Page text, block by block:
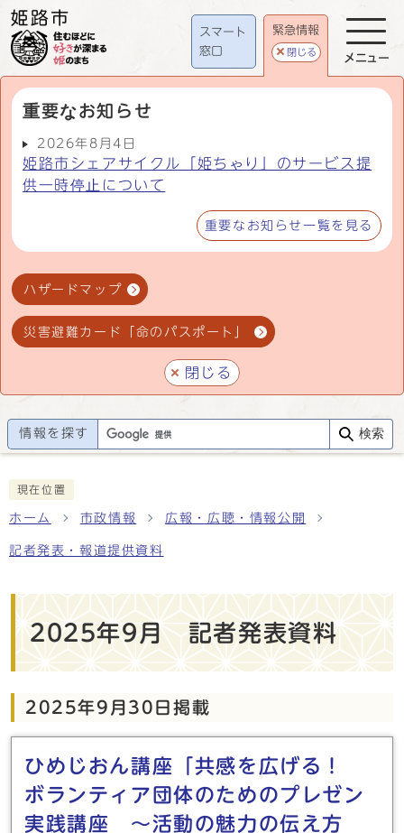
スマート
窓口
緊急情報
閉じる
重要なお知らせ
2026年8月4日
姫路市シェアサイクル「姫ちゃり」のサービス提
供一時停止について
重要なお知らせ一覧を見る
ハザードマップ
災害避難カード「命のパスポート」
閉じる
メニュー
情報を探す 検索
現在位置
ホーム 市政情報 広報・広聴・情報公開
記者発表・報道提供資料
2025年9月 記者発表資料
メインメニュー
2025年9月30日掲載
ひめじおん講座「共感を広げる！
ボランティア団体のためのプレゼン
実践講座 ～活動の魅力の伝え方